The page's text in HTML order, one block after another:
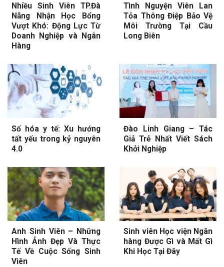
Nhiều Sinh Viên TP.Đà
Nẵng Nhận Học Bổng
Vượt Khó: Động Lực Từ
Doanh Nghiệp và Ngân
Hàng
Tình Nguyện Viên Lan
Tỏa Thông Điệp Bảo Vệ
Môi Trường Tại Cầu
Long Biên
Số hóa y tế: Xu hướng
tất yếu trong kỷ nguyên
4.0
Đào Linh Giang – Tác
Giả Trẻ Nhất Viết Sách
Khởi Nghiệp
Anh Sinh Viên – Những
Hình Ảnh Đẹp Và Thực
Tế Về Cuộc Sống Sinh
Viên
Sinh viên Học viện Ngân
hàng Được Gì và Mất Gì
Khi Học Tại Đây